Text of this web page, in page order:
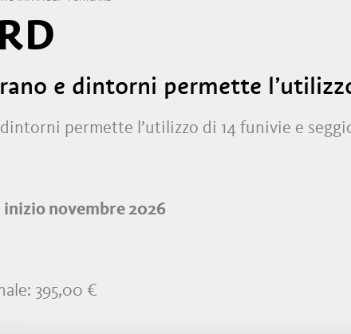
e dintorni permette
dintorni permette l’utilizzo di 14 funivie e
inizio novembre 2026
395,00 €